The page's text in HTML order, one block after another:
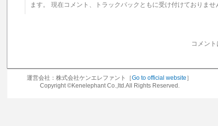
ます。 現在コメント、トラックバックともに受け付けておりませ
コメン
運営会社：株式会社ケンエレファント［Go to official website ］
Copyright ©Kenelephant Co.,ltd.All Rights Reserved.